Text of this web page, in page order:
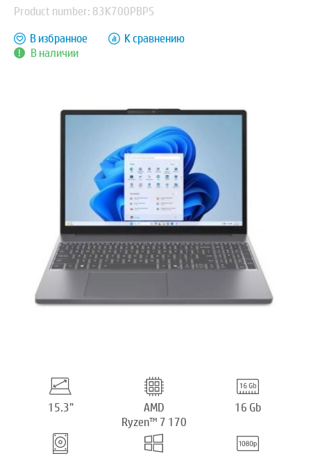
Product number: 83K700PBPS
В наличии
В избранное К сравнению
15.3”
AMD
Ryzen™ 7 170
16 Gb